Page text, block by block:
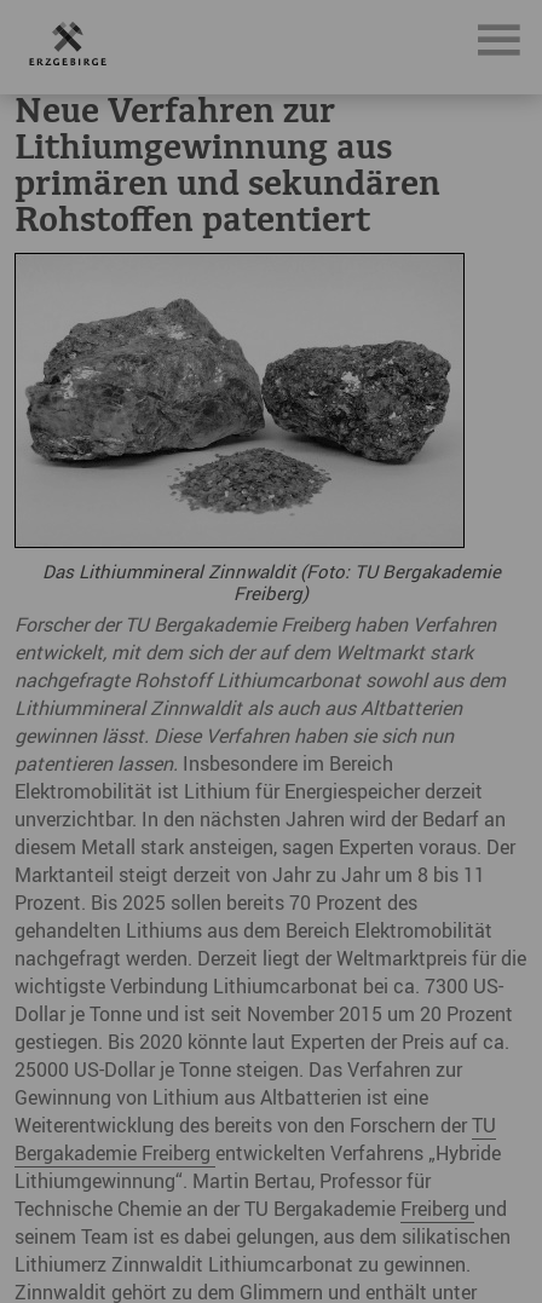
News, Neuigkeiten & Nachrichten aus dem Erzgebirge
Neue Verfahren zur
Lithiumgewinnung aus
primären und sekundären
Rohstoffen patentiert
Das Lithiummineral Zinnwaldit (Foto: TU Bergakademie
Freiberg)
Forscher der TU Bergakademie Freiberg haben Verfahren
entwickelt, mit dem sich der auf dem Weltmarkt stark
nachgefragte Rohstoff Lithiumcarbonat sowohl aus dem
Lithiummineral Zinnwaldit als auch aus Altbatterien
gewinnen lässt. Diese Verfahren haben sie sich nun
patentieren lassen. Insbesondere im Bereich
Elektromobilität ist Lithium für Energiespeicher derzeit
unverzichtbar. In den nächsten Jahren wird der Bedarf an
diesem Metall stark ansteigen, sagen Experten voraus. Der
Marktanteil steigt derzeit von Jahr zu Jahr um 8 bis 11
Prozent. Bis 2025 sollen bereits 70 Prozent des
gehandelten Lithiums aus dem Bereich Elektromobilität
nachgefragt werden. Derzeit liegt der Weltmarktpreis für die
wichtigste Verbindung Lithiumcarbonat bei ca. 7300 US-
Dollar je Tonne und ist seit November 2015 um 20 Prozent
gestiegen. Bis 2020 könnte laut Experten der Preis auf ca.
25000 US-Dollar je Tonne steigen. Das Verfahren zur
Gewinnung von Lithium aus Altbatterien ist eine
Weiterentwicklung des bereits von den Forschern derTU
Bergakademie Freiberg entwickelten Verfahrens „Hybride
Lithiumgewinnung“. Martin Bertau, Professor für
Technische Chemie an der TU Bergakademie Freiberg und
seinem Team ist es dabei gelungen, aus dem silikatischen
Lithiumerz Zinnwaldit Lithiumcarbonat zu gewinnen.
Zinnwaldit gehört zu dem Glimmern und enthält unter